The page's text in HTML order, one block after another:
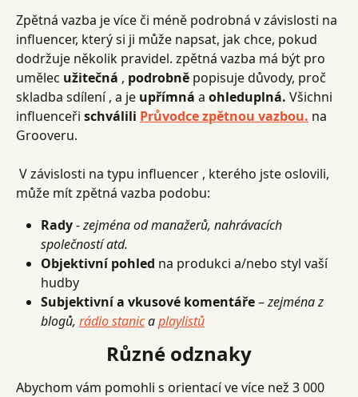
Zpětná vazba je více či méně podrobná v závislosti na
influencer, který si ji může napsat, jak chce, pokud
dodržuje několik pravidel. zpětná vazba má být pro
umělec užitečná , podrobně popisuje důvody, proč
skladba sdílení , a je upřímná a ohleduplná. Všichni
influenceři schválili Průvodce zpětnou vazbou. na
Grooveru.
může mít zpětná vazba podobu:
Rady - zejména od manažerů, nahrávacích
společností atd.
Objektivní pohled na produkci a/nebo styl vaší
hudby
Subjektivní a vkusové komentáře – zejména z
blogů, rádio stanic a playlistů
Různé odznaky
Abychom vám pomohli s orientací ve více než 3 000